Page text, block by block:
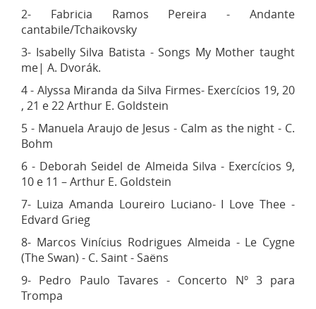
2- Fabricia Ramos Pereira - Andante
cantabile/Tchaikovsky
3- Isabelly Silva Batista - Songs My Mother taught
me| A. Dvorák.
4 - Alyssa Miranda da Silva Firmes- Exercícios 19, 20
, 21 e 22 Arthur E. Goldstein
5 - Manuela Araujo de Jesus - Calm as the night - C.
Bohm
6 - Deborah Seidel de Almeida Silva - Exercícios 9,
10 e 11 – Arthur E. Goldstein
7- Luiza Amanda Loureiro Luciano- I Love Thee -
Edvard Grieg
8- Marcos Vinícius Rodrigues Almeida - Le Cygne
(The Swan) - C. Saint - Saëns
9- Pedro Paulo Tavares - Concerto Nº 3 para
Trompa